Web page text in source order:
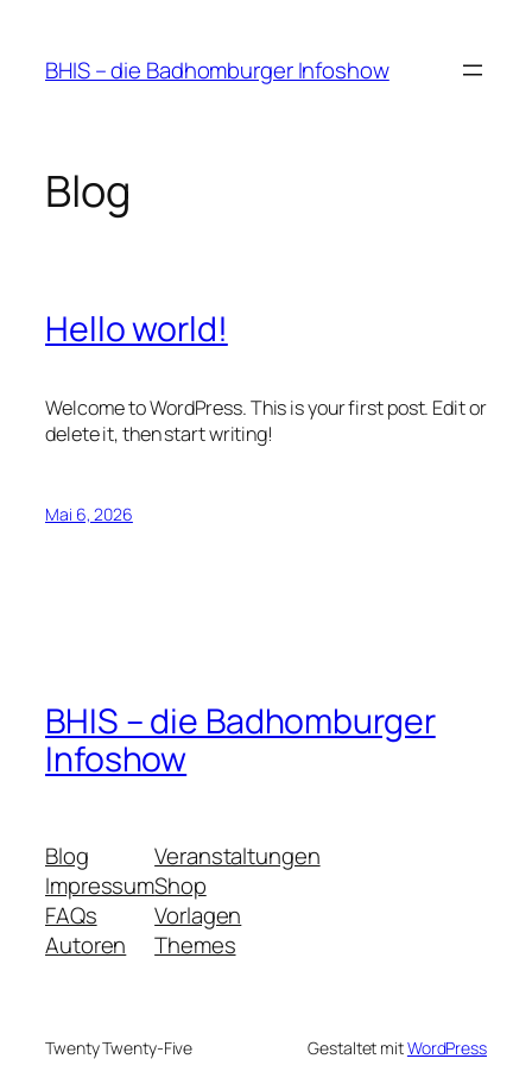
springen
BHIS – die Badhomburger Infoshow
Blog
Hello world!
Welcome to WordPress. This is your first post. Edit or
delete it, then start writing!
Mai 6, 2026
BHIS – die Badhomburger
Infoshow
Blog
Impressum
FAQs
Autoren
Veranstaltungen
Shop
Vorlagen
Themes
Twenty Twenty-Five Gestaltet mitWordPress